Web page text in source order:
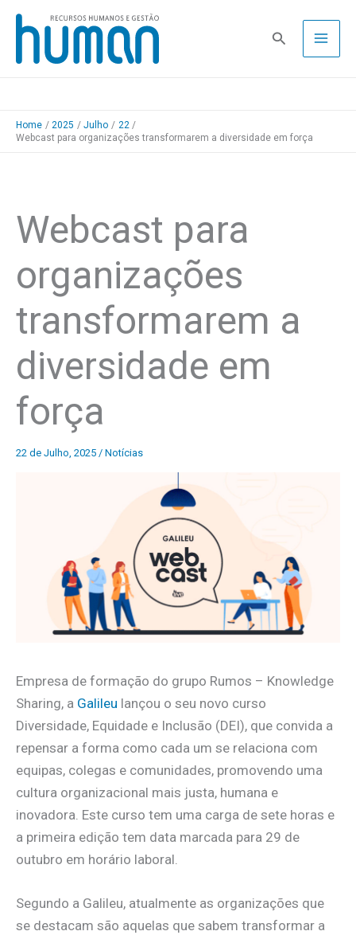
Skip
content
Pesquisa
Home 2025 Julho
22
Webcast para organizações transformarem a diversidade em força
Webcast para
organizações
transformarem a
diversidade em
força
22 de Julho, 2025 / Notícias
Empresa de formação do grupo Rumos – Knowledge
Sharing, a Galileu lançou o seu novo curso
Diversidade, Equidade e Inclusão (DEI), que convida a
repensar a forma como cada um se relaciona com
equipas, colegas e comunidades, promovendo uma
cultura organizacional mais justa, humana e
inovadora. Este curso tem uma carga de sete horas e
a primeira edição tem data marcada para 29 de
outubro em horário laboral.
Segundo a Galileu, atualmente as organizações que
se destacam são aquelas que sabem transformar a